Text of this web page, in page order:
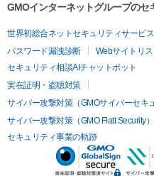
GMOインターネットグループのセ
世界初総合ネットセキュリティサービ
パスワード漏洩診断
Webサイトリ
セキュリティ相談AIチャットボット
実在証明・盗聴対策
サイバー攻撃対策（GMOサイバーセキ
サイバー攻撃対策（GMO Flatt Security）
セキュリティ事業の軌跡